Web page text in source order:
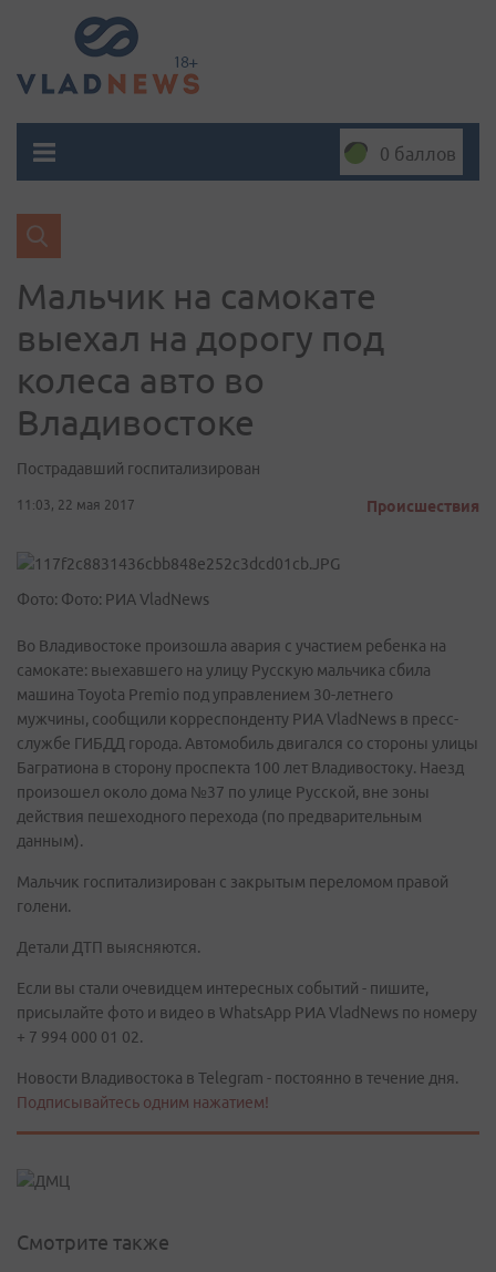
0 баллов
Мальчик на самокате
выехал на дорогу под
колеса авто во
Владивостоке
Пострадавший госпитализирован
11:03, 22 мая 2017 Происшествия
Фото: Фото: РИА VladNews
Во Владивостоке произошла авария с участием ребенка на
самокате: выехавшего на улицу Русскую мальчика сбила
машина Toyota Premio под управлением 30-летнего
мужчины, сообщили корреспонденту РИА VladNews в пресс-
службе ГИБДД города. Автомобиль двигался со стороны улицы
Багратиона в сторону проспекта 100 лет Владивостоку. Наезд
произошел около дома №37 по улице Русской, вне зоны
действия пешеходного перехода (по предварительным
данным).
Мальчик госпитализирован с закрытым переломом правой
голени.
Детали ДТП выясняются.
Если вы стали очевидцем интересных событий - пишите,
присылайте фото и видео в WhatsApp РИА VladNews по номеру
+ 7 994 000 01 02.
Новости Владивостока в Telegram - постоянно в течение дня.
Подписывайтесь одним нажатием!
Смотрите также